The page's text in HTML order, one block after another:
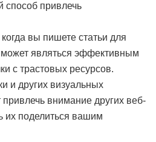
привлечь
вы пишете статьи для
может являться эффективным
с трастовых ресурсов.
и других визуальных
внимание других веб-
их поделиться вашим